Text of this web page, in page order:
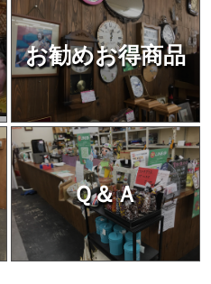
お勧めお得商品
Ｑ＆Ａ